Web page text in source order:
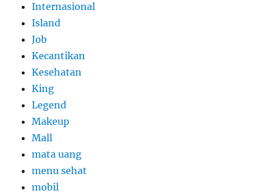
Internasional
Island
Job
Kecantikan
Kesehatan
King
Legend
Makeup
Mall
mata uang
menu sehat
mobil